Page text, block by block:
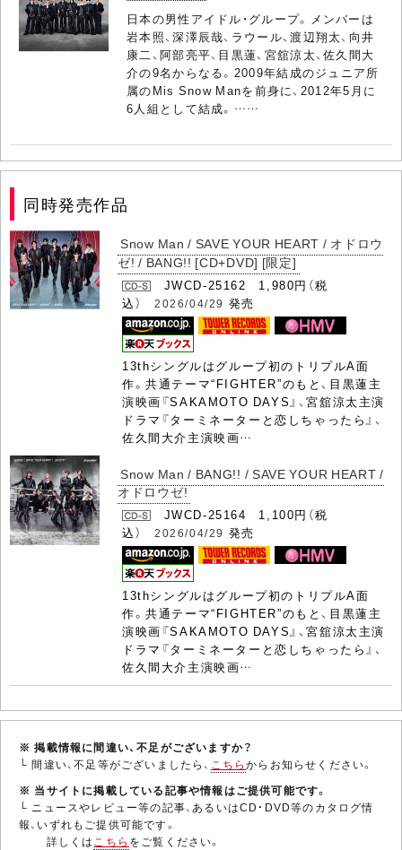
日本の男性アイドル・グループ。メンバーは
岩本照、深澤辰哉、ラウール、渡辺翔太、向井
康二、阿部亮平、目黒蓮、宮舘涼太、佐久間大
介の9名からなる。2009年結成のジュニア所
属のMis Snow Manを前身に、2012年5月に
6人組として結成。……
同時発売作品
Snow Man / SAVE YOUR HEART / オドロウ
ゼ! / BANG!! [CD+DVD] [限定]
JWCD-25162 1,980円（税
込） 2026/04/29 発売
13thシングルはグループ初のトリプルA面
作。共通テーマ“FIGHTER”のもと、目黒蓮主
演映画『SAKAMOTO DAYS』、宮舘涼太主演
ドラマ『ターミネーターと恋しちゃったら』、
佐久間大介主演映画…
Snow Man / BANG!! / SAVE YOUR HEART /
オドロウゼ!
JWCD-25164 1,100円（税
込） 2026/04/29 発売
13thシングルはグループ初のトリプルA面
作。共通テーマ“FIGHTER”のもと、目黒蓮主
演映画『SAKAMOTO DAYS』、宮舘涼太主演
ドラマ『ターミネーターと恋しちゃったら』、
佐久間大介主演映画…
※ 掲載情報に間違い、不足がございますか？
└ 間違い、不足等がございましたら、 こちらからお知らせください。
※ 当サイトに掲載している記事や情報はご提供可能です。
└ ニュースやレビュー等の記事、あるいはCD・DVD等のカタログ情
報、いずれもご提供可能です。
詳しくはこちら をご覧ください。